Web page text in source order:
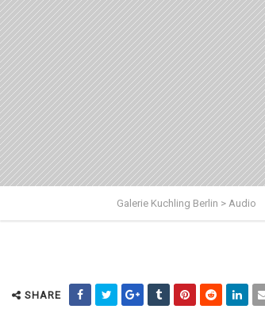
Galerie Kuchling Berlin > Audio
SHARE